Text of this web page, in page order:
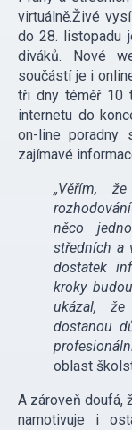
virtuálně.Živé
do 28. listopadu
diváků. Nové
součástí je i
tři dny téměř 10
internetu do
on-line poradny
zajímavé
„Věřím,
něco
středních a
dostatek
kroky
ukázal,
dostanou
oblast
A zároveň doufá,
namotivuje i